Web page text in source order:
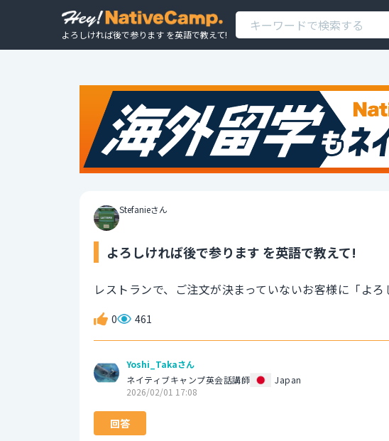
よろしければ後で参ります を英語で教えて!
Stefanieさん
よろしければ後で参ります を英語で教えて!
レストランで、ご注文が決まっていないお客様に「よ
0 461
Yoshi_Takaさん
ネイティブキャンプ英会話講師
Japan
2026/02/01 17:08
回答